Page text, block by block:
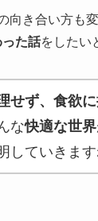
き合い方も
た話をしたい
せず、食欲
な快適な世界
していきます